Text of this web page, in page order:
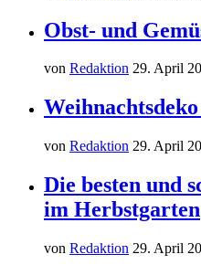
Obst- und
von Redaktion 29. April
von Redaktion 29. April
Die besten und
im Herbstgarten
von Redaktion 29. April